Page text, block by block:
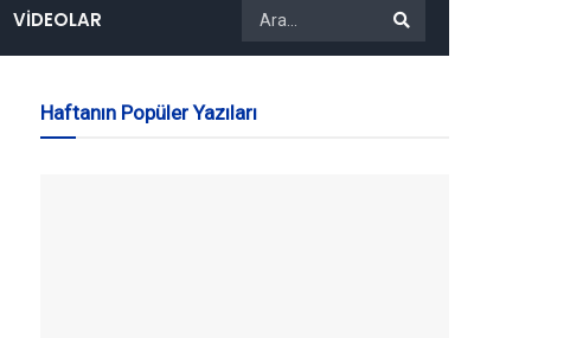
VIDEOLAR
Haftanın Popüler Yazıları